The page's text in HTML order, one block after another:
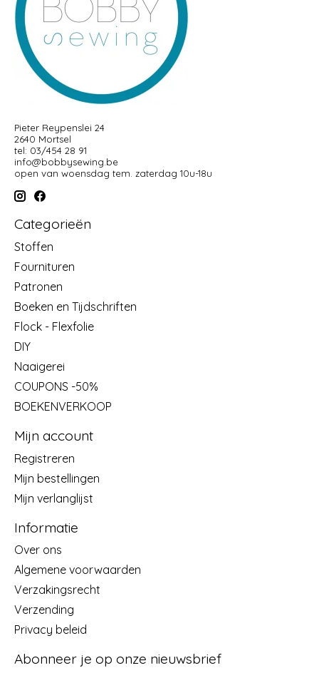
Pieter Reypenslei 24
2640 Mortsel
tel: 03/454 28 91
info@bobbysewing.be
open van woensdag tem. zaterdag 10u-18u
Categorieën
Stoffen
Fournituren
Patronen
Boeken en Tijdschriften
Flock - Flexfolie
DIY
Naaigerei
COUPONS -50%
BOEKENVERKOOP
Mijn account
Registreren
Mijn bestellingen
Mijn verlanglijst
Informatie
Over ons
Algemene voorwaarden
Verzakingsrecht
Verzending
Privacy beleid
Abonneer je op onze nieuwsbrief